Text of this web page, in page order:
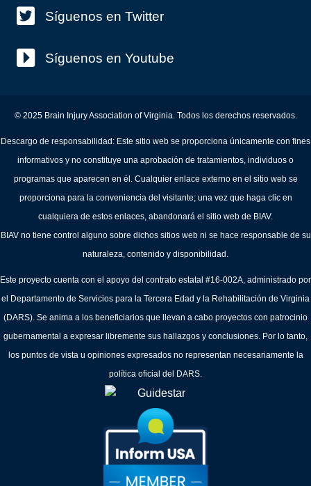
Síguenos en Twitter
Síguenos en Youtube
© 2025 Brain Injury Association of Virginia. Todos los derechos reservados.
Descargo de responsabilidad: Este sitio web se proporciona únicamente con fines
informativos y no constituye una aprobación de tratamientos, individuos o
programas que aparecen en él. Cualquier enlace externo en el sitio web se
proporciona para la conveniencia del visitante; una vez que haga clic en
cualquiera de estos enlaces, abandonará el sitio web de BIAV.
BIAV no tiene control alguno sobre dichos sitios web ni se hace responsable de su
naturaleza, contenido y disponibilidad.
Este proyecto cuenta con el apoyo del contrato estatal #16-002A, administrado por
el Departamento de Servicios para la Tercera Edad y la Rehabilitación de Virginia
(DARS). Se anima a los beneficiarios que llevan a cabo proyectos con patrocinio
gubernamental a expresar libremente sus hallazgos y conclusiones. Por lo tanto,
los puntos de vista u opiniones expresados no representan necesariamente la
política oficial del DARS.